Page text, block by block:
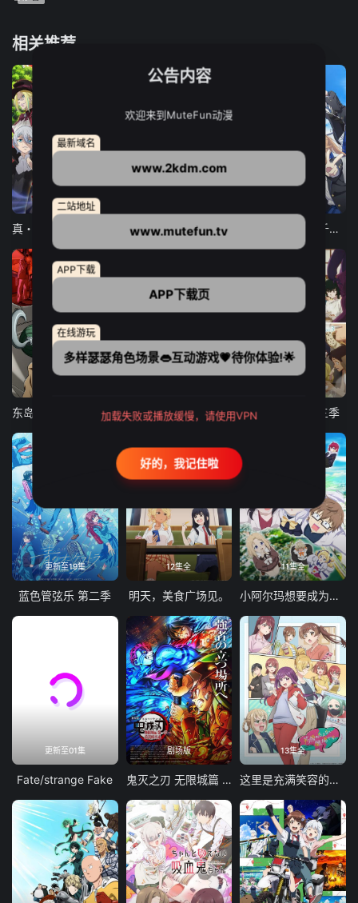
相关推荐
12集全
东京猫猫 NEW～♡ 弹珠汽水瓶里的千岁同学
东岛丹三郎想成为假面骑士 古诺希亚 致不灭的你 第三季
更新至19集
蓝色管弦乐 第二季
12集全
明天，美食广场见。
11集全
小阿尔玛想要成为家人
更新至01集
Fate/strange Fake
剧场版
鬼灭之刃 无限城篇 第一章 猗窝座再袭
13集全
这里是充满笑容的职场。
公告内容
欢迎来到MuteFun动漫
最新域名
www.2kdm.com
二站地址
www.mutefun.tv
APP下载
APP下载页
在线游玩
多样瑟瑟角色场景👄互动游戏💗待你体验!🌟
加载失败或播放缓慢，请使用VPN
好的，我记住啦